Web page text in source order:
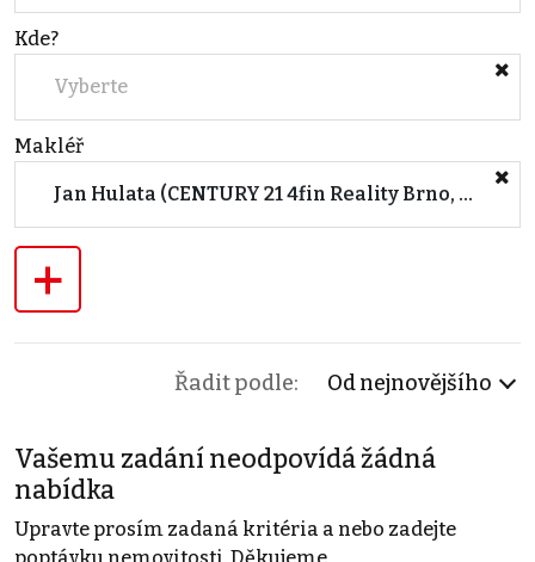
Kde?
Vyberte
Makléř
Jan Hulata (CENTURY 21 4fin Reality Brno, Čechyňská)
+
Řadit podle: Od nejnovějšího
Vašemu zadání neodpovídá žádná
nabídka
Upravte prosím zadaná kritéria a nebo zadejte
poptávku nemovitosti. Děkujeme